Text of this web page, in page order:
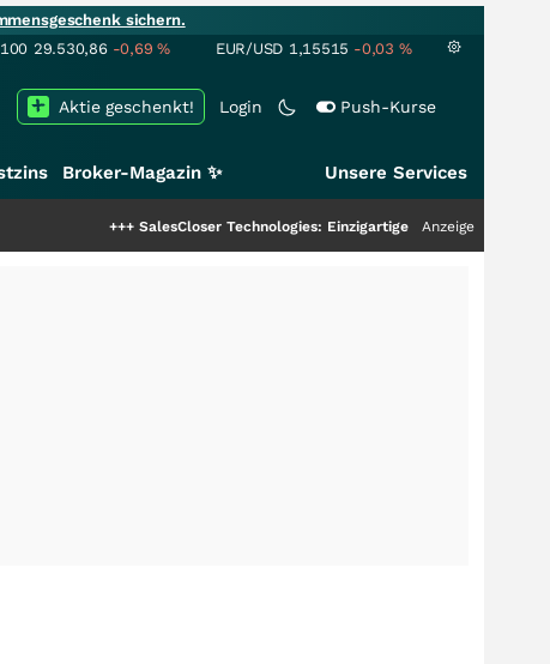
sichern.
29.530,86 -0,69% EUR/USD 1,15515 -0,03 %
Login Push-Kurse
Aktie geschenkt!
Broker-Magazin ✨ Unsere Services
SalesCloser Technologies: Einzigartige Leistung zieht die Top-Dogs an!
Anzeige